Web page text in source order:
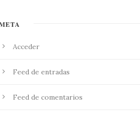
Acceder
Feed de entradas
Feed de comentarios